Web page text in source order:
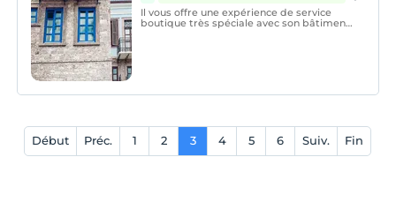
Il vous offre une expérience de service
boutique très spéciale avec son bâtiment
Début Préc. 1 2 3 4 5 6 Suiv. Fin